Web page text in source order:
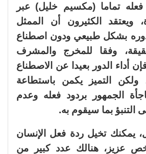
فعله تماما (مكسيم خليل) عبر
ويعتقد الكثيرون أن الممثل
دوره بشكل طبيعي ودون اصطناع
وفقا للمخرج والمشرف
أداء الدور بعيدا عن الاصطناع
ولكن التميز يكمن باستطاعة
الجمهور بردود فعله وعدم
التنبؤ بما سيقوم به.
يمكنك تخيل ردة فعل الإنسان
عزيز، هنالك عدد كبير من